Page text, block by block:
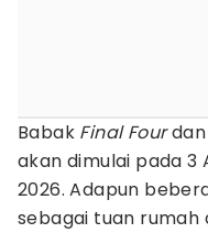
Babak Final Fourdan
akan dimulai pada 3
2026. Adapun
sebagai tuan rumah